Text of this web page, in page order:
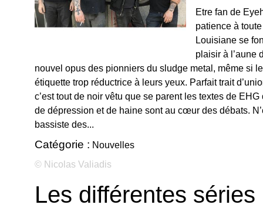
Etre fan de
patience à
Louisiane se
plaisir à l’aune
nouvel opus des pionniers du sludge metal, même si
étiquette trop réductrice à leurs yeux. Parfait trait
c’est tout de noir vêtu que se parent les textes de
de dépression et de haine sont au cœur des débats.
bassiste des...
Catégorie : Nouvelles
© Nicolas Valiadis
Les différentes séries